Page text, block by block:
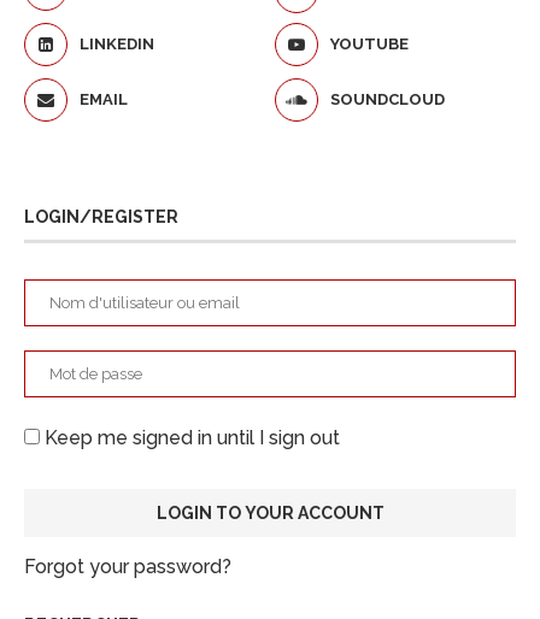
LINKEDIN YOUTUBE
EMAIL SOUNDCLOUD
LOGIN/REGISTER
Keep me signed in until I sign out
Forgot your password?